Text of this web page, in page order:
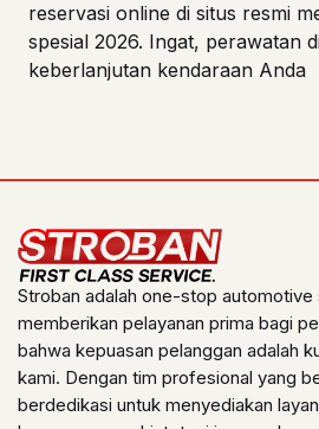
reservasi online di situs resmi
spesial 2026. Ingat, perawatan
keberlanjutan kendaraan Anda
Stroban adalah one-stop automotive
memberikan pelayanan prima bagi
bahwa kepuasan pelanggan adalah
kami. Dengan tim profesional yang
berdedikasi untuk menyediakan